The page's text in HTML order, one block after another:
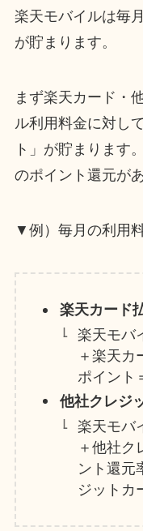
楽天モバイルは毎
が貯まります。
まず楽天カード・
ル利用料金に対し
ト」が貯まります
のポイント還元が
▼例）毎月の利用
楽天カード
楽天モバ
＋楽天カ
ポイント
他社クレジ
楽天モバ
＋他社ク
ント還元
ジットカ